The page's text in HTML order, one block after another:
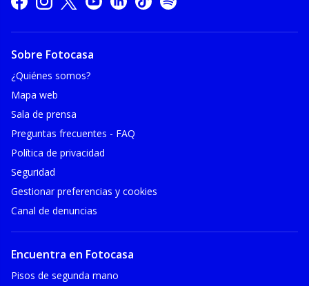
Sobre Fotocasa
¿Quiénes somos?
Mapa web
Sala de prensa
Preguntas frecuentes - FAQ
Política de privacidad
Seguridad
Gestionar preferencias y cookies
Canal de denuncias
Encuentra en Fotocasa
Pisos de segunda mano